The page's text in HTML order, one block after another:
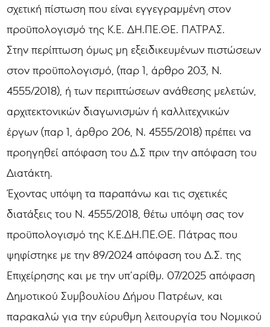
σχετική πίστωση που είναι εγγεγραμμένη στον
προϋπολογισμό της Κ.Ε. ΔΗ.ΠΕ.ΘΕ. ΠΑΤΡΑΣ.
Στην περίπτωση όμως μη εξειδικευμένων πιστώσεων
στον προϋπολογισμό, (παρ 1, άρθρο 203, Ν.
4555/2018), ή των περιπτώσεων ανάθεσης μελετών,
αρχιτεκτονικών διαγωνισμών ή καλλιτεχνικών
έργων (παρ 1, άρθρο 206, Ν. 4555/2018) πρέπει να
προηγηθεί απόφαση του Δ.Σ πριν την απόφαση του
Διατάκτη.
Έχοντας υπόψη τα παραπάνω και τις σχετικές
διατάξεις του Ν. 4555/2018, θέτω υπόψη σας τον
προϋπολογισμό της Κ.Ε.ΔΗ.ΠΕ.ΘΕ. Πάτρας που
ψηφίστηκε με την 89/2024 απόφαση του Δ.Σ. της
Επιχείρησης και με την υπ’αρίθμ. 07/2025 απόφαση
Δημοτικού Συμβουλίου Δήμου Πατρέων, και
παρακαλώ για την εύρυθμη λειτουργία του Νομικού